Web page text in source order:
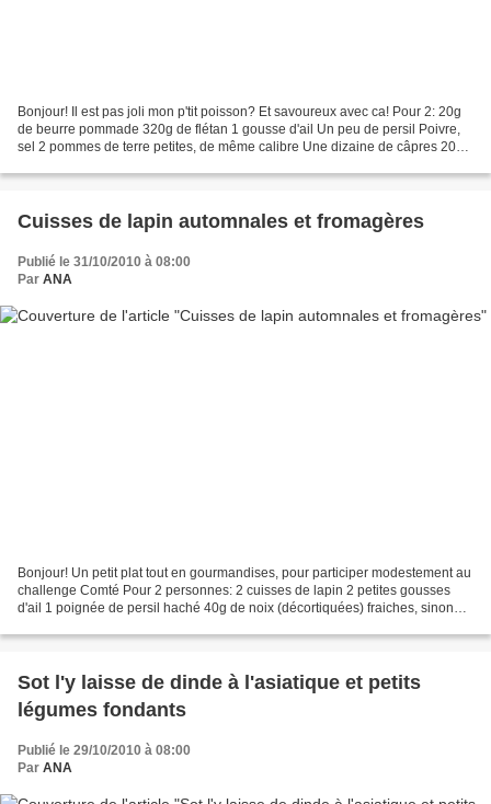
Bonjour! Il est pas joli mon p'tit poisson? Et savoureux avec ca! Pour 2: 20g
de beurre pommade 320g de flétan 1 gousse d'ail Un peu de persil Poivre,
sel 2 pommes de terre petites, de même calibre Une dizaine de câpres 20g
Cuisses de lapin automnales et fromagères
Publié le 31/10/2010 à 08:00
Par ANA
Bonjour! Un petit plat tout en gourmandises, pour participer modestement au
challenge Comté Pour 2 personnes: 2 cuisses de lapin 2 petites gousses
d'ail 1 poignée de persil haché 40g de noix (décortiquées) fraiches, sinon
Sot l'y laisse de dinde à l'asiatique et petits
légumes fondants
Publié le 29/10/2010 à 08:00
Par ANA